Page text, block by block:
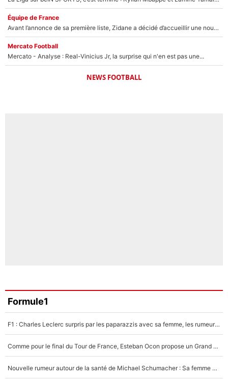
Équipe de France
Avant l’annonce de sa première liste, Zidane a décidé d’accueillir une nouvelle tête en équipe de France
Mercato Football
Mercato - Analyse : Real-Vinicius Jr, la surprise qui n'en est pas une...
NEWS FOOTBALL
Formule1
F1 : Charles Leclerc surpris par les paparazzis avec sa femme, les rumeurs étaient vraies !
Comme pour le final du Tour de France, Esteban Ocon propose un Grand Prix de Formule 1 à Paris : «Autour de l’Arc de Triomphe, ce serait génial» !
Nouvelle rumeur autour de la santé de Michael Schumacher : Sa femme Corinna sort du silence